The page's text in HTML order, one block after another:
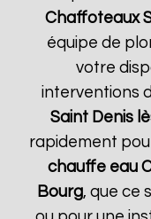
Chaffoteaux
équipe de
votre
interventions
Saint Denis
rapidement
chauffe eau
Bourg, que ce